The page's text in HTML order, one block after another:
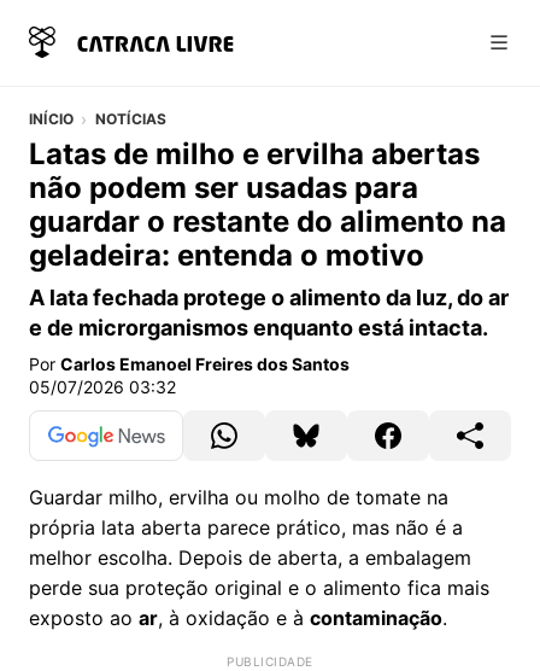
INÍCIO NOTÍCIAS
Latas de milho e ervilha abertas
não podem ser usadas para
guardar o restante do alimento na
geladeira: entenda o motivo
A lata fechada protege o alimento da luz, do ar
e de microrganismos enquanto está intacta.
Por Carlos Emanoel Freires dos Santos
05/07/2026 03:32
Guardar milho, ervilha ou molho de tomate na
própria lata aberta parece prático, mas não é a
melhor escolha. Depois de aberta, a embalagem
perde sua proteção original e o alimento fica mais
exposto ao ar, à oxidação e à contaminação.